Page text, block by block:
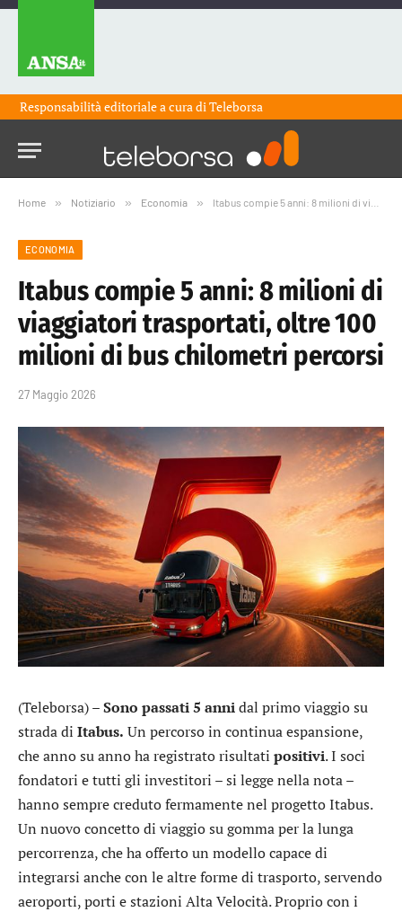
Responsabilità editoriale a cura diTeleborsa
Home » Notiziario » Economia » Itabus compie 5 anni: 8 milioni di viaggiatori trasportati, oltre 100 milioni di bus chilometri percorsi
ECONOMIA
Itabus compie 5 anni: 8 milioni di
viaggiatori trasportati, oltre 100
milioni di bus chilometri percorsi
27 Maggio 2026
(Teleborsa) –Sono passati 5 annidal primo viaggio su
strada di Itabus. Un percorso in continua espansione,
che anno su anno ha registrato risultati positivi. I soci
fondatori e tutti gli investitori – si legge nella nota –
hanno sempre creduto fermamente nel progetto Itabus.
Un nuovo concetto di viaggio su gomma per la lunga
percorrenza, che ha offerto un modello capace di
integrarsi anche con le altre forme di trasporto, servendo
aeroporti, porti e stazioni Alta Velocità. Proprio con i